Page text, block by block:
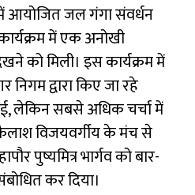
आयोजित जल गंगा संवर्धन
में एक अनोखी
को मिली। इस कार्यक्रम में
द्वारा किए जा रहे
लेकिन सबसे अधिक चर्चा में
विजयवर्गीय के मंच से
पुष्यमित्र भार्गव को बार-
कर दिया।